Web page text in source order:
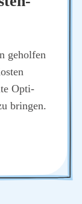
gehol­fen
Opti­
brin­gen.